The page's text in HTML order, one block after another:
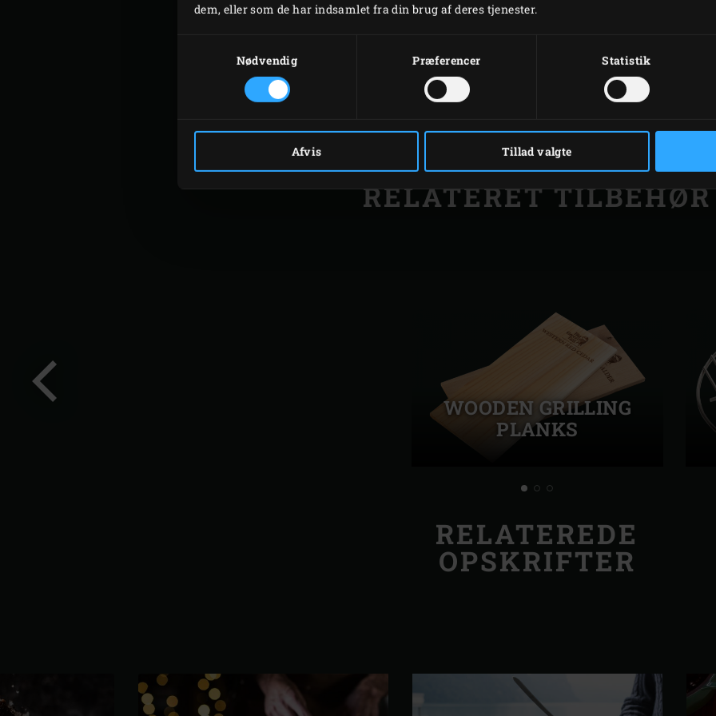
dem, eller som de har indsamlet fra din brug af deres tjenester.
Nødvendig
Præferencer Statistik
Afvis Tillad valgte
dryppe af.
RELATERET TILBEHØR
WOODEN GRILLING
PLANKS
RELATEREDE
OPSKRIFTER